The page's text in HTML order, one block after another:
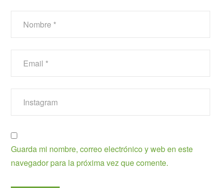
Guarda mi nombre, correo electrónico y web en este
navegador para la próxima vez que comente.